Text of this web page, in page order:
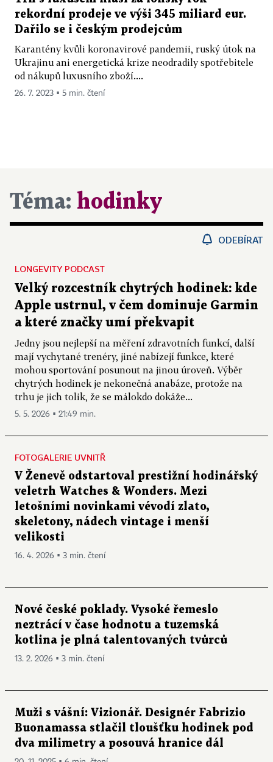
rekordní prodeje ve výši 345 miliard eur.
Dařilo se i českým prodejcům
Karantény kvůli koronavirové pandemii, ruský útok na
Ukrajinu ani energetická krize neodradily spotřebitele
od nákupů luxusního zboží....
26. 7. 2023 ▪ 5 min. čtení
Téma: hodinky
ODEBÍRAT
Velký rozcestník chytrých hodinek: kde
Apple ustrnul, v čem dominuje Garmin
a které značky umí překvapit
Jedny jsou nejlepší na měření zdravotních funkcí, další
mají vychytané trenéry, jiné nabízejí funkce, které
mohou sportování posunout na jinou úroveň. Výběr
chytrých hodinek je nekonečná anabáze, protože na
trhu je jich tolik, že se málokdo dokáže...
LONGEVITY PODCAST
5. 5. 2026 ▪ 21:49 min.
FOTOGALERIE UVNITŘ
V Ženevě odstartoval prestižní hodinářský
veletrh Watches & Wonders. Mezi
letošními novinkami vévodí zlato,
skeletony, nádech vintage i menší
velikosti
16. 4. 2026 ▪ 3 min. čtení
Nové české poklady. Vysoké řemeslo
neztrácí v čase hodnotu a tuzemská
kotlina je plná talentovaných tvůrců
13. 2. 2026 ▪ 3 min. čtení
Muži s vášní: Vizionář. Designér Fabrizio
Buonamassa stlačil tloušťku hodinek pod
dva milimetry a posouvá hranice dál